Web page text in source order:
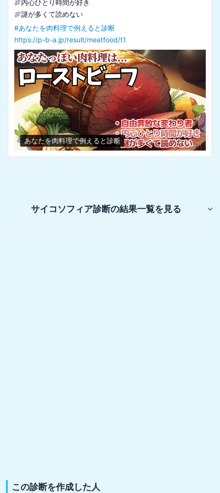
🍖内心ひとり時間が好き
🍖謎が多くて読めない
#あなたを肉料理で例えると診断
https://p-b-a.jp/result/meatfood/t1
あなたを肉料理で例えると診断
サイコソフィア診断の結果一覧を見る
この診断を作成した人